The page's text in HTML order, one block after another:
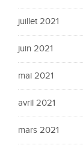
juillet 2021
juin 2021
mai 2021
avril 2021
mars 2021